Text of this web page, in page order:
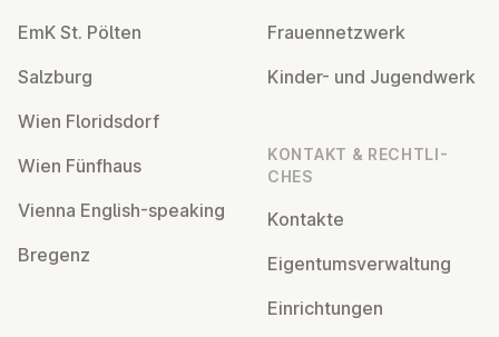
EmK St. Pölten
Salzburg
Wien Flo­rids­dorf
Wien Fünfhaus
Vienna English-speaking
Bregenz
Frau­en­netz­werk
Kinder- und Ju­gend­werk
KONTAKT & RECHT­LI­
CHES
Kontakte
Ei­gen­tums­ver­wal­tung
Ein­rich­tun­gen